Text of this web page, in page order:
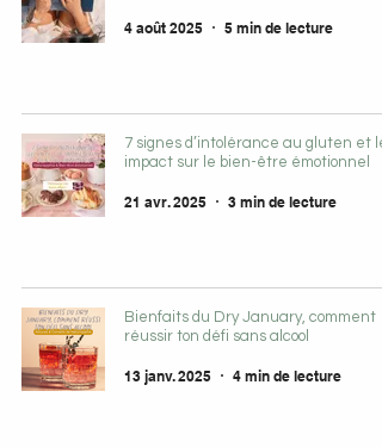
4 août 2025 5 min de lecture
7 signes d’intolérance au gluten et
impact sur le bien-être émotionnel
21 avr. 2025 3 min de lecture
Bienfaits du Dry January, comment
réussir ton défi sans alcool
13 janv. 2025 4 min de lecture